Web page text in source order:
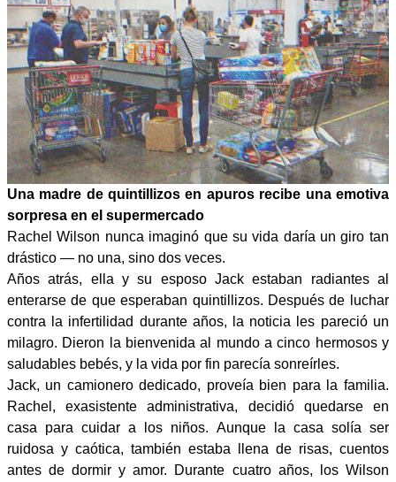
Una madre de quintillizos en apuros recibe una emotiva
sorpresa en el supermercado
Rachel Wilson nunca imaginó que su vida daría un giro tan
drástico — no una, sino dos veces.
Años atrás, ella y su esposo Jack estaban radiantes al
enterarse de que esperaban quintillizos. Después de luchar
contra la infertilidad durante años, la noticia les pareció un
milagro. Dieron la bienvenida al mundo a cinco hermosos y
saludables bebés, y la vida por fin parecía sonreírles.
Jack, un camionero dedicado, proveía bien para la familia.
Rachel, exasistente administrativa, decidió quedarse en
casa para cuidar a los niños. Aunque la casa solía ser
ruidosa y caótica, también estaba llena de risas, cuentos
antes de dormir y amor. Durante cuatro años, los Wilson